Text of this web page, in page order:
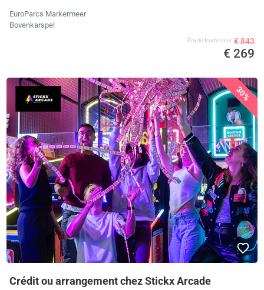
EuroParcs Markermeer
Bovenkarspel
Prix ​​du fournisseur € 843
€ 269
30%
Crédit ou arrangement chez Stickx Arcade